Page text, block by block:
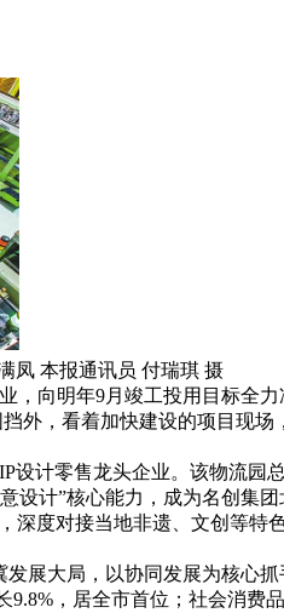
凤 本报通讯员 付瑞琪 摄
向明年9月竣工投用目标全力
外，看着加快建设的项目现场
计零售龙头企业。该物流园
计”核心能力，成为名创集团
度对接当地非遗、文创等特
展大局，以协同发展为核心抓
，居全市首位；社会消费